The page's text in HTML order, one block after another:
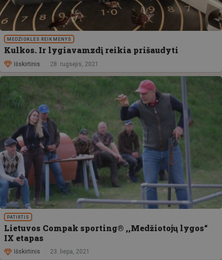
MEDŽIOKLĖS REIKMENYS
Kulkos. Ir lygiavamzdį reikia prišaudyti
Išskirtinis 28. rugsėjis, 2021
PATIRTIS
Lietuvos Compak sporting® ,,Medžiotojų lygos“
IX etapas
Išskirtinis 23. liepa, 2021